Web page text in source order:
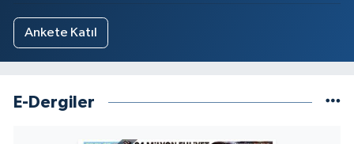
Ankete Katıl
E-Dergiler